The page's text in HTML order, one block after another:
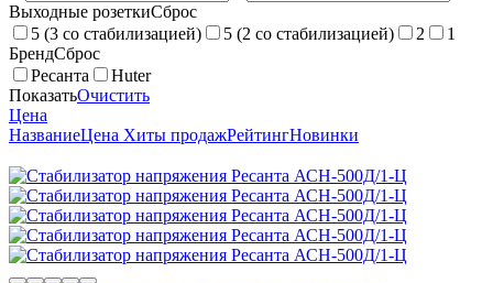
Выходные розеткиСброс
5 (3 со стабилизацией)
5 (2 со стабилизацией) 2
1
БрендСброс
Ресанта
Huter
ПоказатьОчистить
Цена
НазваниеЦена Хиты продажРейтингНовинки